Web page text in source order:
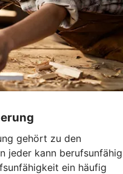
gehört zu den
jeder kann berufsunfähig
ein häufig